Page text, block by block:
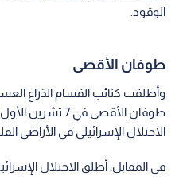
الوقود.
طوفان الأقصى
وأطلقت كتائب القسام الذراع
طوفان الأقصى في 7
الاحتلال الإسرائيلي في الأراضي
في المقابل، أطلق الاحتلال